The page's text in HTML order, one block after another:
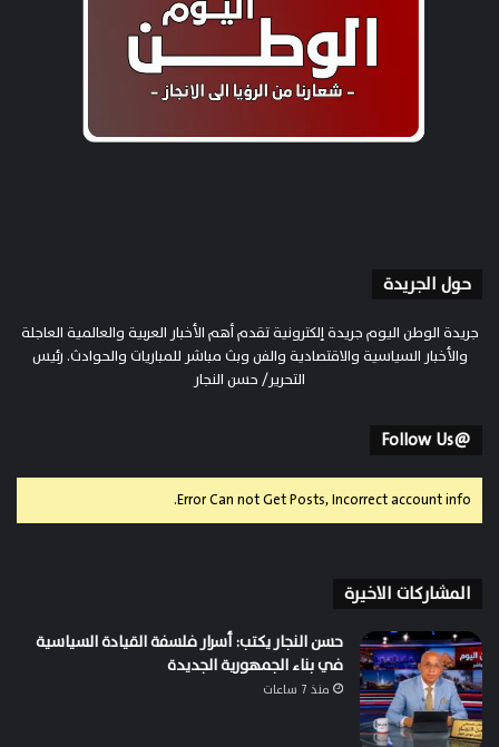
حول الجريدة
جريدة الوطن اليوم جريدة إلكترونية تقدم أهم الأخبار العربية والعالمية العاجلة
والأخبار السياسية والاقتصادية والفن وبث مباشر للمباريات والحوادث. رئيس
التحرير/ حسن النجار
@Follow Us
Error Can not Get Posts, Incorrect account info.
المشاركات الاخيرة
حسن النجار يكتب: أسرار فلسفة القيادة السياسية
في بناء الجمهورية الجديدة
منذ 7 ساعات